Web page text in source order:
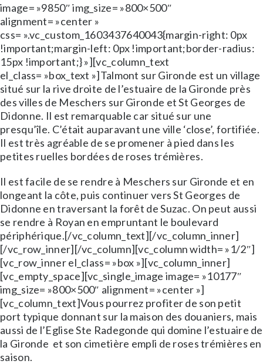
image= »9850″ img_size= »800×500″
alignment= »center »
css= ».vc_custom_1603437640043{margin-right: 0px
!important;margin-left: 0px !important;border-radius:
15px !important;} »][vc_column_text
el_class= »box_text »]Talmont sur Gironde est un village
situé sur la rive droite de l’estuaire de la Gironde près
des villes de Meschers sur Gironde et St Georges de
Didonne. Il est remarquable car situé sur une
presqu’île. C’était auparavant une ville ‘close’, fortifiée.
Il est très agréable de se promener à pied dans les
petites ruelles bordées de roses trémières.
Il est facile de se rendre à Meschers sur Gironde et en
longeant la côte, puis continuer vers St Georges de
Didonne en traversant la forêt de Suzac. On peut aussi
se rendre à Royan en empruntant le boulevard
périphérique.[/vc_column_text][/vc_column_inner]
[/vc_row_inner][/vc_column][vc_column width= »1/2″]
[vc_row_inner el_class= »box »][vc_column_inner]
[vc_empty_space][vc_single_image image= »10177″
img_size= »800×500″ alignment= »center »]
[vc_column_text]Vous pourrez profiter de son petit
port typique donnant sur la maison des douaniers, mais
aussi de l’Eglise Ste Radegonde qui domine l’estuaire de
la Gironde et son cimetière empli de roses trémières en
saison.